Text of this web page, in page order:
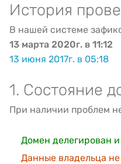
История
В нашей системе
13 марта 2020г. в 11:12
13 июня 2017г. в 05:18
1. Состояние
При наличии проблем
Домен делегирован
Данные владельца